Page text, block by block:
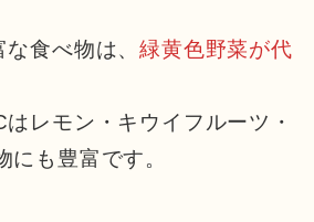
な食べ物は、緑黄色野菜が代
レモン・キウイフルーツ・
にも豊富です。